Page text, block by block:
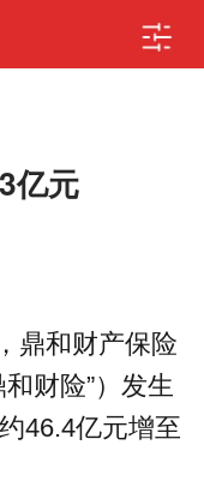
亿元
和财产保险
财险”）发生
46.4亿元增至